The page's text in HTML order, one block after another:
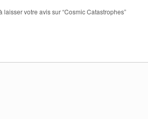
laisser votre avis sur “Cosmic Catastrophes”